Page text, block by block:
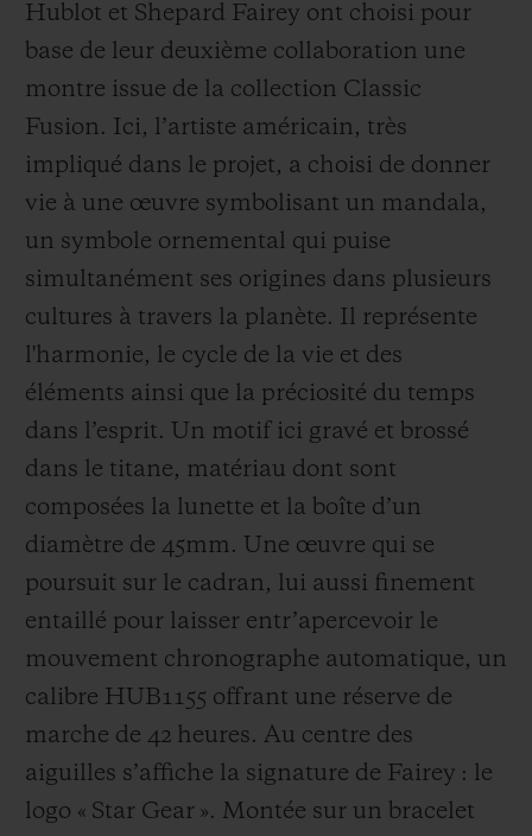
Smithsonian de W
ashington, le Los
Angeles Count
y Museum of Art, le MoMa
de New York, ou le Victoria and Albert
Museum de Londres, pour n’en citer que
quelques uns. Il est ambassadeur de la
maison Hublot depuis 2018.
Hublot et Shepard Fairey ont choisi pour
base de leur deuxième collaboration une
montre issue de la collection Classic
Fusion. Ici, l’artiste américain, très
impliqué dans le projet, a choisi de donner
vie à une œuvre symbolisant un mandala,
un symbole ornemental qui puise
simultanément ses origines dans plusieurs
cultures à travers la planète. Il représente
l'harmonie, le cycle de la vie et des
éléments ainsi que la préciosité du temps
dans l’esprit. Un motif ici gravé et brossé
dans le titane, matériau dont sont
composées la lunette et la boîte d’un
diamètre de 45mm. Une œuvre qui se
poursuit sur le cadran, lui aussi finement
entaillé pour laisser entr’apercevoir le
mouvement chronographe automatique, un
calibre HUB1155 offrant une réserve de
marche de 42 heures. Au centre des
aiguilles s’affiche la signature de Fairey : le
logo « Star Gear ». Montée sur un bracelet